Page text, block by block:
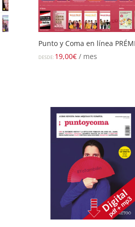
Punto y Coma en línea
DESDE: 19,00€ / mes